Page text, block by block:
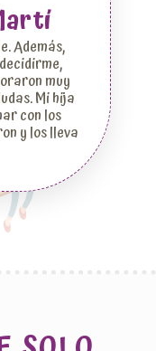
Además,
muy
Mi hija
con los
y los lleva